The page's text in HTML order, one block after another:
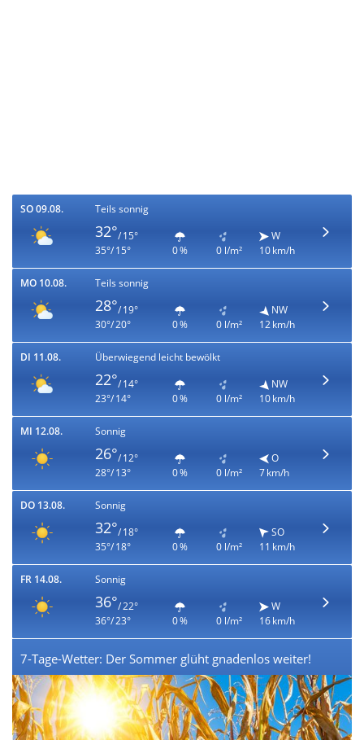
SO 09.08. Teils sonnig
32°/ 15°
35°/ 15°
0 % 0 l/m²
W
10 km/h
MO 10.08. Teils sonnig
28°/ 19°
30°/ 20°
0 % 0 l/m²
NW
12 km/h
DI 11.08. Überwiegend leicht bewölkt
22°/ 14°
23°/ 14°
0 % 0 l/m²
NW
10 km/h
MI 12.08. Sonnig
26°/ 12°
28°/ 13°
0 % 0 l/m²
O
7 km/h
DO 13.08. Sonnig
32°/ 18°
35°/ 18°
0 % 0 l/m²
SO
11 km/h
FR 14.08. Sonnig
36°/ 22°
36°/ 23°
0 % 0 l/m²
W
16 km/h
7-Tage-Wetter: Der Sommer glüht gnadenlos weiter!